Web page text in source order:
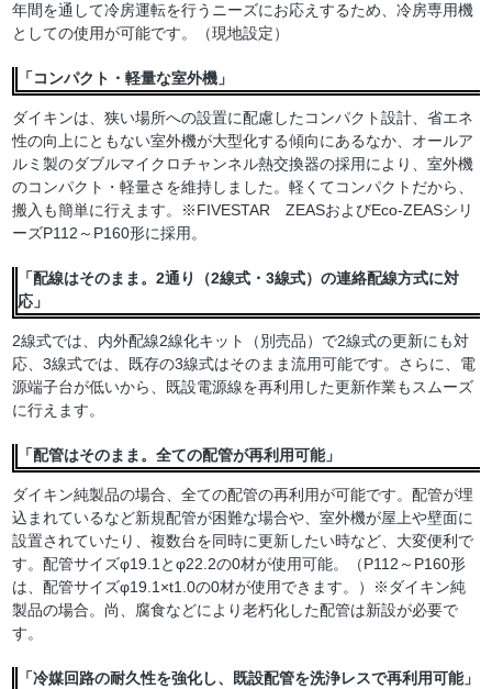
年間を通して冷房運転を行うニーズにお応えするため、冷房専用機
としての使用が可能です。（現地設定）
「コンパクト・軽量な室外機」
ダイキンは、狭い場所への設置に配慮したコンパクト設計、省エネ
性の向上にともない室外機が大型化する傾向にあるなか、オールア
ルミ製のダブルマイクロチャンネル熱交換器の採用により、室外機
のコンパクト・軽量さを維持しました。軽くてコンパクトだから、
搬入も簡単に行えます。※FIVESTAR ZEASおよびEco-ZEASシリ
ーズP112～P160形に採用。
「配線はそのまま。2通り（2線式・3線式）の連絡配線方式に対
応」
2線式では、内外配線2線化キット（別売品）で2線式の更新にも対
応、3線式では、既存の3線式はそのまま流用可能です。さらに、電
源端子台が低いから、既設電源線を再利用した更新作業もスムーズ
に行えます。
「配管はそのまま。全ての配管が再利用可能」
ダイキン純製品の場合、全ての配管の再利用が可能です。配管が埋
込まれているなど新規配管が困難な場合や、室外機が屋上や壁面に
設置されていたり、複数台を同時に更新したい時など、大変便利で
す。配管サイズφ19.1とφ22.2の0材が使用可能。（P112～P160形
は、配管サイズφ19.1×t1.0の0材が使用できます。）※ダイキン純
製品の場合。尚、腐食などにより老朽化した配管は新設が必要で
す。
「冷媒回路の耐久性を強化し、既設配管を洗浄レスで再利用可能」